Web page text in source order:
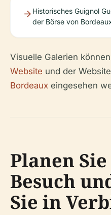
Historisches Guignol
der Börse von
Visuelle Galerien
Website und der
Bordeaux eingesehen
Planen
Besuch
Sie in